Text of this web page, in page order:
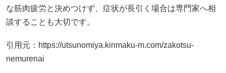
な筋肉疲労と決めつけず、症状が長引く場合は専門家へ相
談することも大切です。
引用元： https://utsunomiya.kinmaku-m.com/zakotsu-
nemurenai